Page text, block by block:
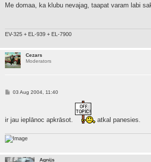
s
Me domaa, ka klubu nevajag, taapat varam labi
EV-325 + EL-939 + EL-7900
Cezars
Moderators
P03 Aug 2004, 11:40
ir jau ieplānoc apkrāsot. atkal panesies.
Agnijs